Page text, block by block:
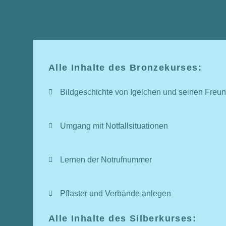
Alle Inhalte des Bronzekurses:
Bildgeschichte von Igelchen und seinen
Umgang mit Notfallsituationen
Lernen der Notrufnummer
Pflaster und Verbände anlegen
Alle Inhalte des Silberkurses: